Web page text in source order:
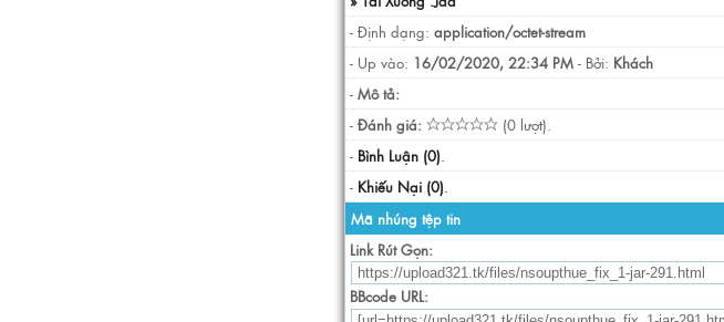
- Định dạng: application/octet-stream
- Up vào: 16/02/2020, 22:34 PM - Bởi: Khách
- Mô tả:
- Đánh giá:
(0 lượt).
- Bình Luận (0).
- Khiếu Nại (0).
Mã nhúng tệp tin
Link Rút Gọn:
BBcode URL: